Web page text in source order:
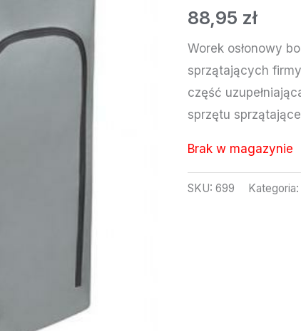
88,95 zł
Worek osłonowy
sprzątających
część
sprzętu
Brak w magazynie
SKU: 699 Kategoria: